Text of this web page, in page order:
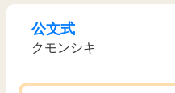
公文式
クモンシキ